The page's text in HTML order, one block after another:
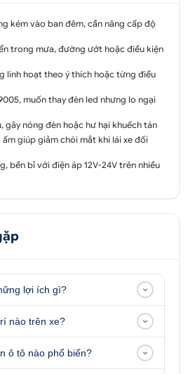
9005 4300k cho ô tô
led L9 9005 4300K
hầu hết các xe hơi và xe máy
chất lượng và an toàn cho
do đó hoàn toàn yên tâm khi
kém vào ban đêm, cần nâng cấp độ
trong mưa, đường ướt hoặc điều kiện
linh hoạt theo ý thích hoặc từng điều
muốn thay đèn led nhưng lo ngại
gây nóng đèn hoặc hư hại khuếch tán
ấm giúp giảm chói mắt khi lái xe đối
bền bỉ với điện áp 12V-24V trên nhiều
lợi ích gì?
nào trên xe?
ô tô nào phổ biến?